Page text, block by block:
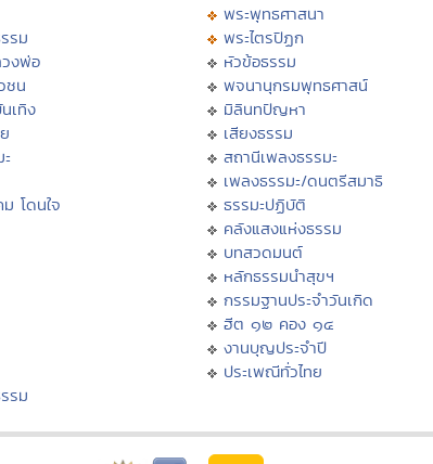
รม
งพ่อ
ชน
เทิง
โดนใจ
รม
พระพุทธศาสนา
พระไตรปิฏก
หัวข้อธรรม
พจนานุกรมพุทธศาสน์
มิลินทปัญหา
เสียงธรรม
สถานีเพลงธรรมะ
เพลงธรรมะ/ดนตรีสมาธิ
ธรรมะปฏิบัติ
คลังแสงแห่งธรรม
บทสวดมนต์
หลักธรรมนำสุขฯ
กรรมฐานประจำวันเกิด
ฮีต ๑๒ คอง ๑๔
งานบุญประจำปี
ประเพณีทั่วไทย